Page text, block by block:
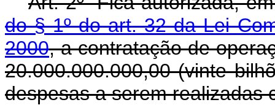
do § 1º do art. 32 da Lei
2000, a contratação de
20.000.000.000,00 (vinte
despesas a serem realizadas